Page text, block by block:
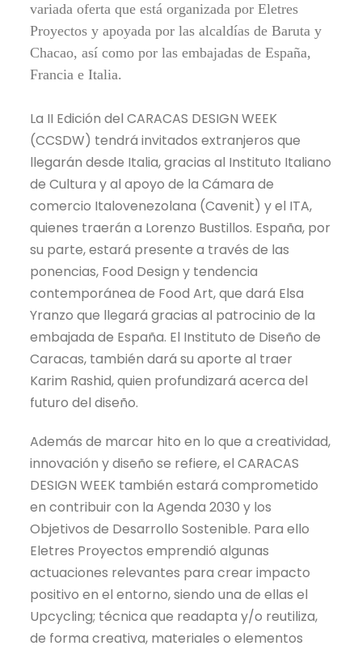
variada oferta que está organizada por Eletres
Proyectos y apoyada por las alcaldías de Baruta y
Chacao, así como por las embajadas de España,
Francia e Italia.
La II Edición del CARACAS DESIGN WEEK
(CCSDW) tendrá invitados extranjeros que
llegarán desde Italia, gracias al Instituto Italiano
de Cultura y al apoyo de la Cámara de
comercio Italovenezolana (Cavenit) y el ITA,
quienes traerán a Lorenzo Bustillos. España, por
su parte, estará presente a través de las
ponencias, Food Design y tendencia
contemporánea de Food Art, que dará Elsa
Yranzo que llegará gracias al patrocinio de la
embajada de España. El Instituto de Diseño de
Caracas, también dará su aporte al traer
Karim Rashid, quien profundizará acerca del
futuro del diseño.
Además de marcar hito en lo que a creatividad,
innovación y diseño se refiere, el CARACAS
DESIGN WEEK también estará comprometido
en contribuir con la Agenda 2030 y los
Objetivos de Desarrollo Sostenible. Para ello
Eletres Proyectos emprendió algunas
actuaciones relevantes para crear impacto
positivo en el entorno, siendo una de ellas el
Upcycling; técnica que readapta y/o reutiliza,
de forma creativa, materiales o elementos